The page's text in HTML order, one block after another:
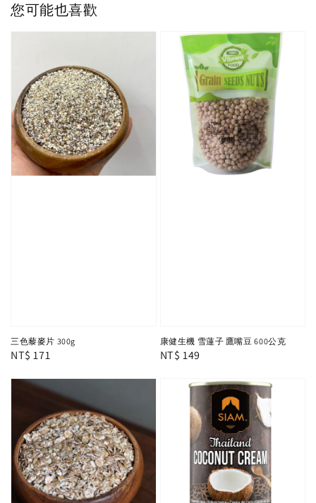
您可能也喜歡
三色藜麥片 300g
Regular
NT$ 171
康健生機 雪蓮子 鷹嘴豆 600公克
Regular
NT$ 149